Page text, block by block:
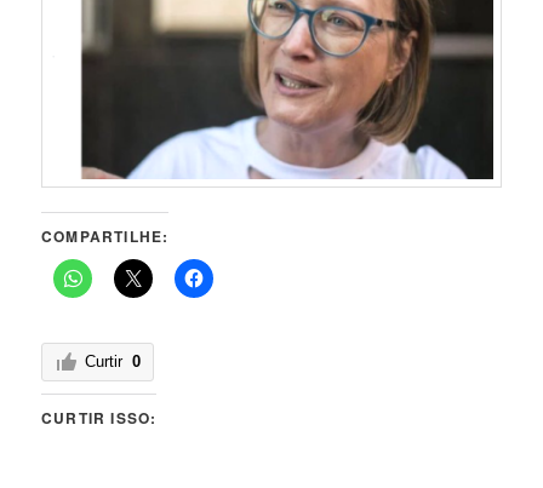
COMPARTILHE:
Curtir 0
CURTIR ISSO: